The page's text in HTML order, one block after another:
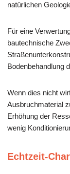
natürlichen
Für eine
bautechnische
Bodenbehandlung
Wenn dies nicht
Ausbruchmaterial
Erhöhung der
wenig
Echtzeit-